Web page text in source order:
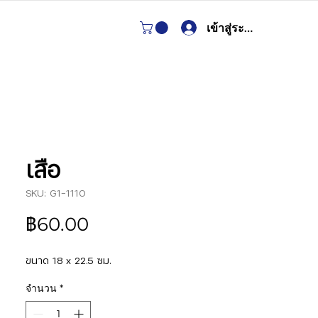
เข้าสู่ระบบ
เสือ
SKU: G1-1110
฿60.00
ขนาด 18 x 22.5 ซม.
จำนวน *